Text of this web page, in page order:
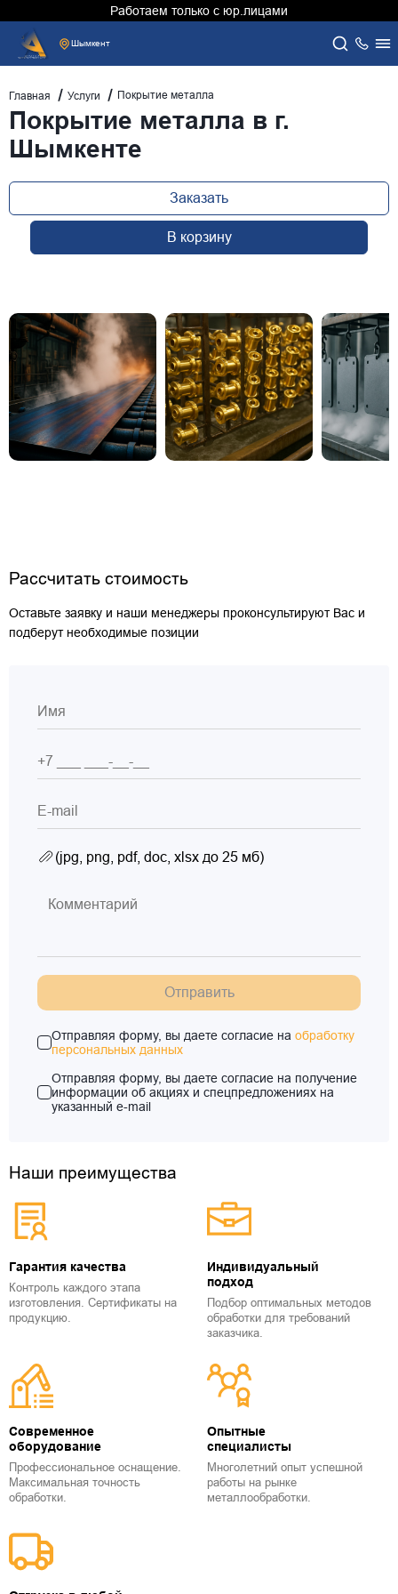
Работаем только с юр.лицами
Шымкент
Главная Услуги Покрытие металла
Покрытие металла в г.
Шымкенте
Заказать
В корзину
Рассчитать стоимость
Оставьте заявку и наши менеджеры проконсультируют Вас и
подберут необходимые позиции
(jpg, png, pdf, doc, xlsx до 25 мб)
Отправить
Отправляя форму, вы даете согласие на обработку
персональных данных
Отправляя форму, вы даете согласие на получение
информации об акциях и спецпредложениях на
указанный e-mail
Наши преимущества
Гарантия качества
Контроль каждого этапа
изготовления. Сертификаты на
продукцию.
Индивидуальный
подход
Подбор оптимальных методов
обработки для требований
заказчика.
Современное
оборудование
Профессиональное оснащение.
Максимальная точность
обработки.
Опытные
специалисты
Многолетний опыт успешной
работы на рынке
металлообработки.